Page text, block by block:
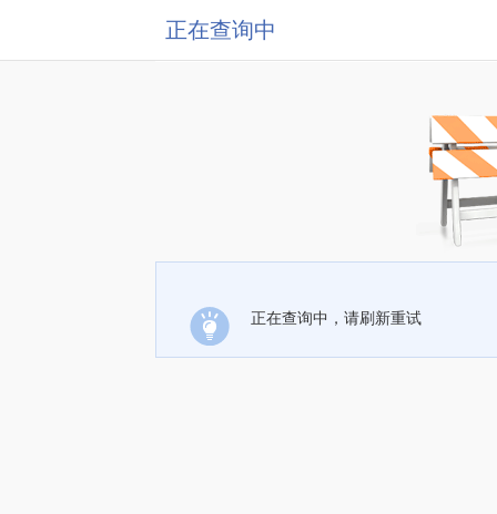
正在查询中
正在查询中，请刷新重试